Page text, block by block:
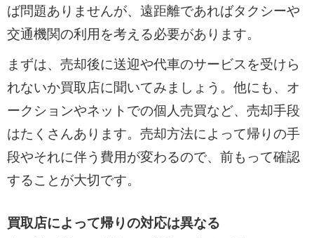
ば問題ありませんが、遠距離であればタクシーや
交通機関の利用を考える必要があります。
まずは、売却後に送迎や代車のサービスを受けら
れないか買取店に聞いてみましょう。他にも、オ
ークションやネットでの個人売買など、売却手段
はたくさんあります。売却方法によって帰りの手
段やそれに伴う費用が変わるので、前もって確認
することが大切です。
買取店によって帰りの対応は異なる